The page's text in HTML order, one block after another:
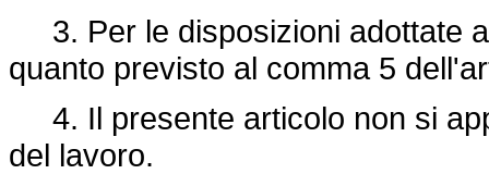
3. Per le disposizioni adottate
quanto previsto al comma 5
4. Il presente articolo non si
del lavoro.